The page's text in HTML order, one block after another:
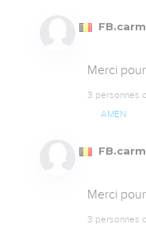
Merci
3 personnes
AMEN
Merci
3 personnes